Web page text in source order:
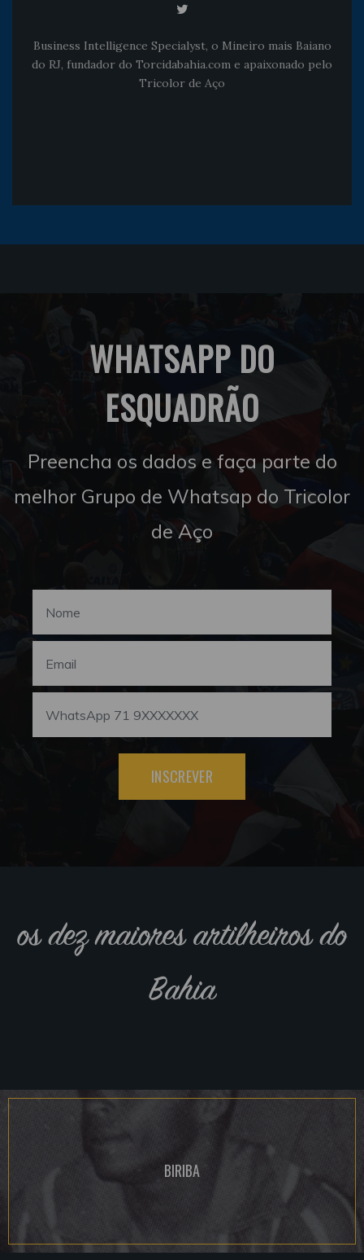
Business Intelligence Specialyst, o Mineiro mais Baiano
do RJ, fundador do Torcidabahia.com e apaixonado pelo
Tricolor de Aço
WHATSAPP DO
ESQUADRÃO
Preencha os dados e faça parte do
melhor Grupo de Whatsap do Tricolor
de Aço
INSCREVER
os dez maiores artilheiros do
Bahia
BIRIBA